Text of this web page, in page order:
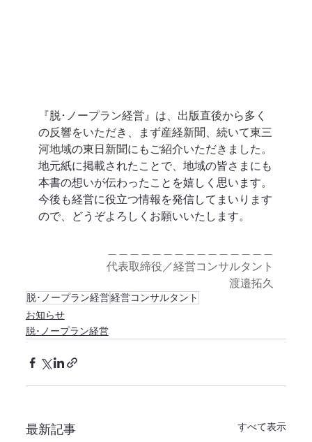
『脱･ノープラン経営』は、出版直後から多く
の反響をいただき、まず産経新聞、続いて東三
河地域の東日新聞にもご紹介いただきました。
地元紙に掲載されたことで、地域の皆さまにも
本書の想いが伝わったことを嬉しく思います。
今後も経営に役立つ情報を発信してまいります
ので、どうぞよろしくお願いいたします。
代表取締役／経営コンサルタント
渡邉拓久
脱･ノープラン経営経営コンサルタント
お知らせ
脱･ノープラン経営
最新記事 すべて表示